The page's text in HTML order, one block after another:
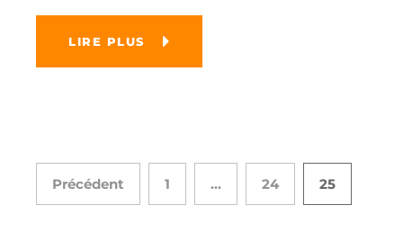
LIRE PLUS
Précédent 1 … 24 25